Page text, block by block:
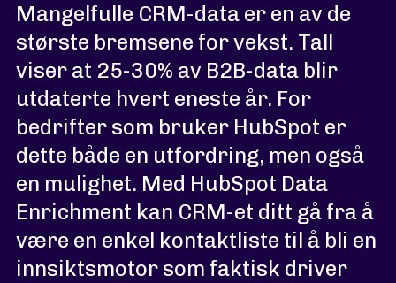
Mangelfulle CRM-data er en av de
største bremsene for vekst. Tall
viser at 25-30% av B2B-data blir
utdaterte hvert eneste år. For
bedrifter som bruker HubSpot er
dette både en utfordring, men også
en mulighet. Med HubSpot Data
Enrichment kan CRM-et ditt gå fra å
være en enkel kontaktliste til å bli en
innsiktsmotor som faktisk driver